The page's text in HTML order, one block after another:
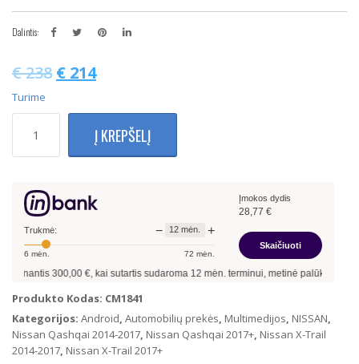
Dalintis:
€238 € 214
Turime
kiekis:
Qashqai
2013-
2020
Multimedija
navigacija
Android
13
2Gb
Ram
Į KREPŠELĮ
Trukmė: − 12 mėn. +
6 mėn. 72 mėn.
Įmokos dydis
28,77 €
Skaičiuoti
300,00€, kai sutartis sudaroma12mėn. terminui, metinė palūkanų norma
Produkto Kodas: CM1841
Kategorijos: Android, Automobilių prekės, Multimedijos, NISSAN,
Nissan Qashqai 2014-2017, Nissan Qashqai 2017+, Nissan X-Trail
2014-2017, Nissan X-Trail 2017+